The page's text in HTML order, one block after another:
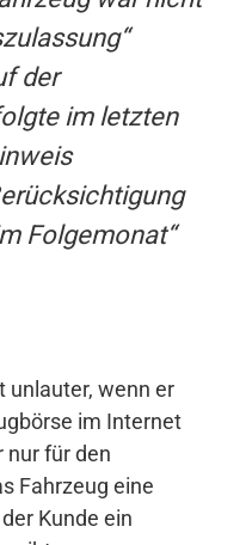
der
im letzten
Folgemonat“
unlauter, wenn er
im Internet
nur für den
Fahrzeug eine
Kunde ein